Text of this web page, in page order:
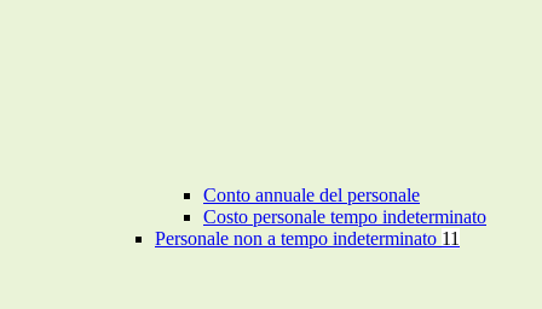
Conto annuale del personale
Costo personale tempo indeterminato
Personale non a tempo indeterminato 11